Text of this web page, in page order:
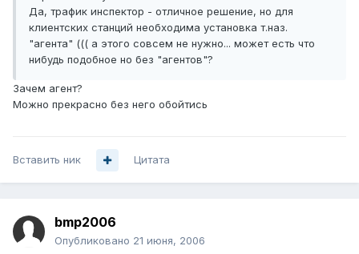
Да, трафик инспектор - отличное решение, но для
клиентских станций необходима установка т.наз.
"агента" ((( а этого совсем не нужно... может есть что
нибудь подобное но без "агентов"?
Зачем агент?
Можно прекрасно без него обойтись
Вставить ник Цитата
bmp2006
Опубликовано 21 июня, 2006